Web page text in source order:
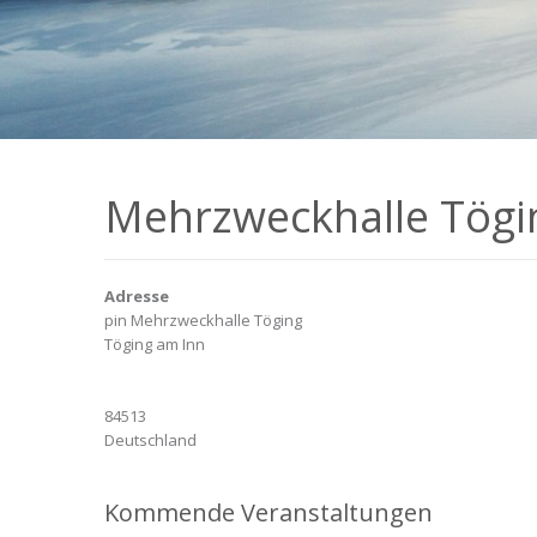
Mehrzweckhalle
Adresse
pin Mehrzweckhalle Töging
Töging am Inn
84513
Deutschland
Kommende Veranstaltungen